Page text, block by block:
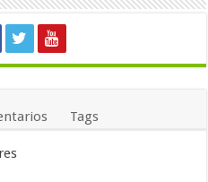
Tags